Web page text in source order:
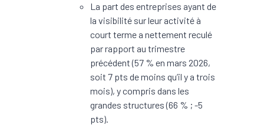
La part des entreprises ayant de
la visibilité sur leur activité à
court terme a nettement reculé
par rapport au trimestre
précédent (57 % en mars 2026,
soit 7 pts de moins qu’il y a trois
mois), y compris dans les
grandes structures (66 % ; -5
pts).